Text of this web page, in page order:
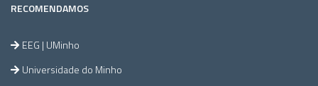
RECOMENDAMOS
EEG | UMinho
Universidade do Minho